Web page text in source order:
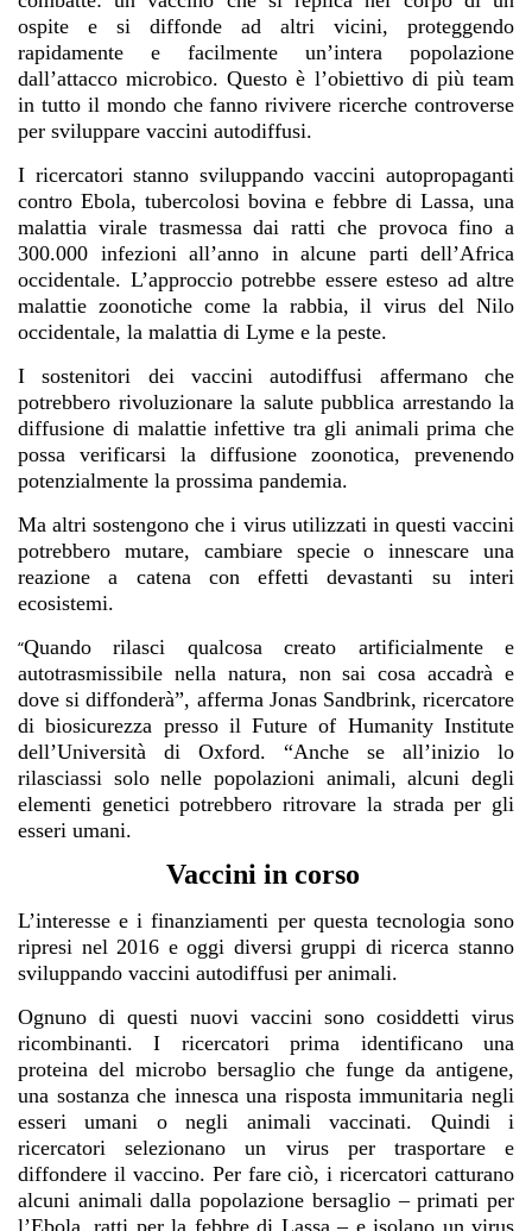
ospite e si diffonde ad altri vicini, proteggendo
rapidamente e facilmente un’intera popolazione
dall’attacco microbico. Questo è l’obiettivo di più team
in tutto il mondo che fanno rivivere ricerche controverse
per sviluppare vaccini autodiffusi.
I ricercatori stanno sviluppando vaccini autopropaganti
contro Ebola, tubercolosi bovina e febbre di Lassa, una
malattia virale trasmessa dai ratti che provoca fino a
300.000 infezioni all’anno in alcune parti dell’Africa
occidentale. L’approccio potrebbe essere esteso ad altre
malattie zoonotiche come la rabbia, il virus del Nilo
occidentale, la malattia di Lyme e la peste.
I sostenitori dei vaccini autodiffusi affermano che
potrebbero rivoluzionare la salute pubblica arrestando la
diffusione di malattie infettive tra gli animali prima che
possa verificarsi la diffusione zoonotica, prevenendo
potenzialmente la prossima pandemia.
Ma altri sostengono che i virus utilizzati in questi vaccini
potrebbero mutare, cambiare specie o innescare una
reazione a catena con effetti devastanti su interi
ecosistemi.
“Quando rilasci qualcosa creato artificialmente e
autotrasmissibile nella natura, non sai cosa accadrà e
dove si diffonderà”, afferma Jonas Sandbrink, ricercatore
di biosicurezza presso il Future of Humanity Institute
dell’Università di Oxford. “Anche se all’inizio lo
rilasciassi solo nelle popolazioni animali, alcuni degli
elementi genetici potrebbero ritrovare la strada per gli
esseri umani.
Vaccini in corso
L’interesse e i finanziamenti per questa tecnologia sono
ripresi nel 2016 e oggi diversi gruppi di ricerca stanno
sviluppando vaccini autodiffusi per animali.
Ognuno di questi nuovi vaccini sono cosiddetti virus
ricombinanti. I ricercatori prima identificano una
proteina del microbo bersaglio che funge da antigene,
una sostanza che innesca una risposta immunitaria negli
esseri umani o negli animali vaccinati. Quindi i
ricercatori selezionano un virus per trasportare e
diffondere il vaccino. Per fare ciò, i ricercatori catturano
alcuni animali dalla popolazione bersaglio – primati per